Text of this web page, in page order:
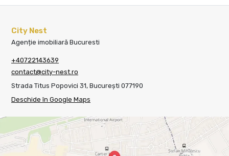
City Nest
Agenție imobiliară Bucuresti
+40722143639
contact@city-nest.ro
Strada Titus Popovici 31, București 077190
Deschide în Google Maps